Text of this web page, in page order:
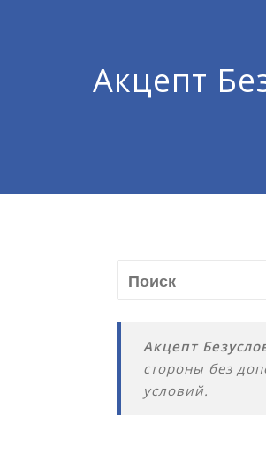
Акцепт
Акцепт
стороны без
условий.